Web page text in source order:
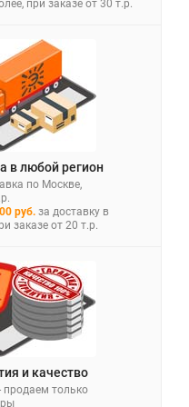
при заказе от 30 т.р.
в любой регион
по Москве,
руб. за доставку в
заказе от 20 т.р.
и качество
продаем только